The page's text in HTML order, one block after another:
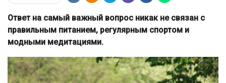
Ответ на самый важный вопрос никак не связан с
правильным питанием, регулярным спортом и
модными медитациями.